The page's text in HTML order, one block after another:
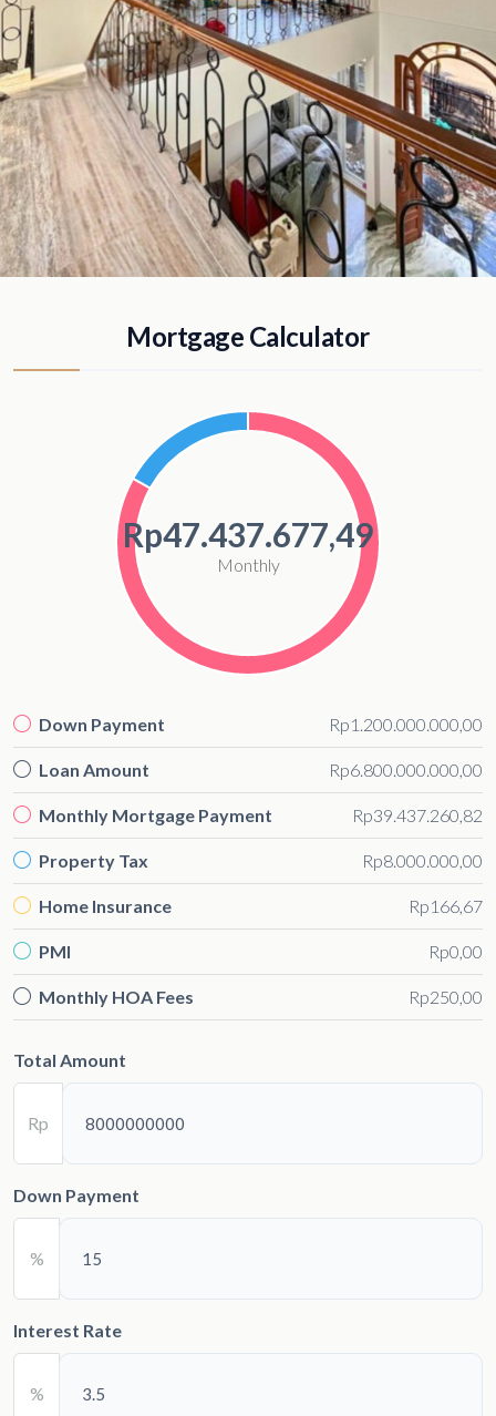
Mortgage Calculator
Rp47.437.677,49
Monthly
Down Payment Rp1.200.000.000,00
Loan Amount Rp6.800.000.000,00
Monthly Mortgage Payment Rp39.437.260,82
Property Tax Rp8.000.000,00
Home Insurance Rp166,67
PMI Rp0,00
Monthly HOA Fees Rp250,00
Total Amount
Rp
Down Payment
%
Interest Rate
%